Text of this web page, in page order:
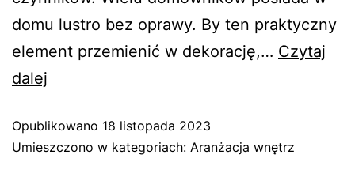
domu lustro bez oprawy. By ten praktyczny
element przemienić w dekorację,… Czytaj
dalej
Opublikowano 18 listopada 2023
Umieszczono w kategoriach: Aranżacja wnętrz